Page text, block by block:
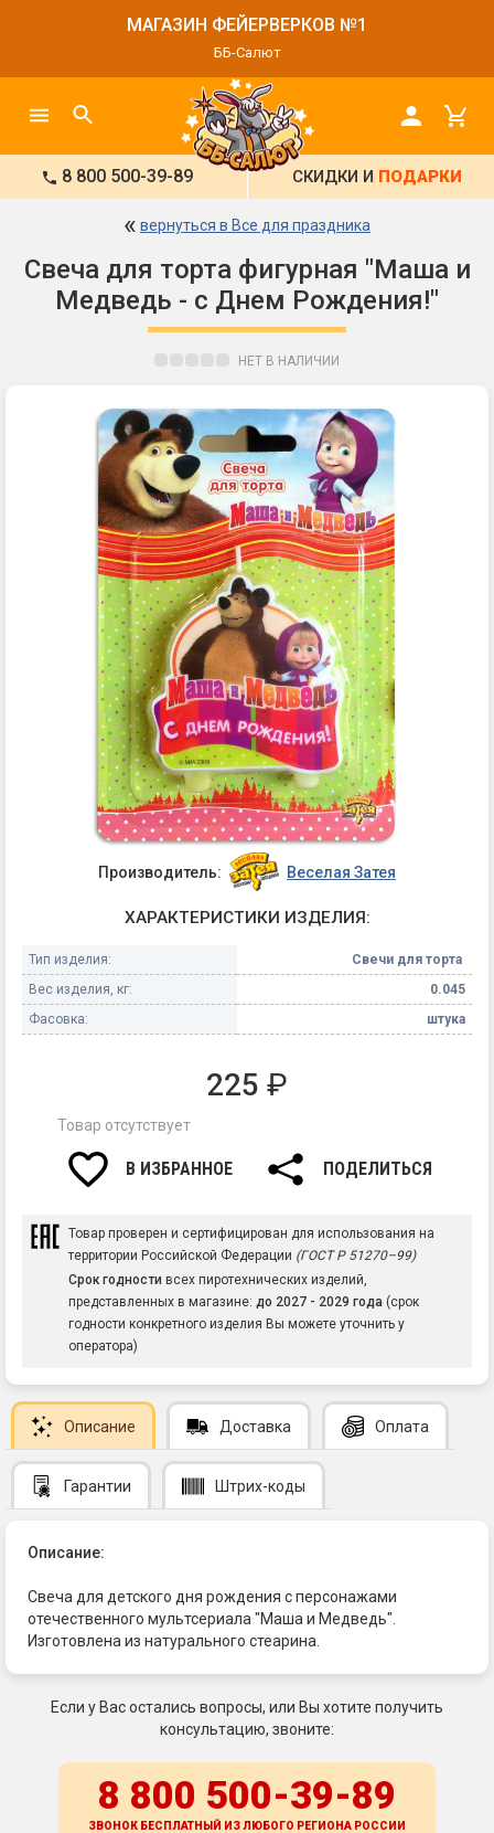
МАГАЗИН ФЕЙЕРВЕРКОВ №1
ББ-Салют
8 800 500-39-89 СКИДКИ И ПОДАРКИ
« вернуться в Все для праздника
Свеча для торта фигурная "Маша и
Медведь - с Днем Рождения!"
НЕТ В НАЛИЧИИ
Производитель: Веселая Затея
ХАРАКТЕРИСТИКИ ИЗДЕЛИЯ:
Тип изделия:
Свечи для торта
Вес изделия, кг:
0.045
Фасовка:
штука
225 ₽
Товар отсутствует
В ИЗБРАННОЕ ПОДЕЛИТЬСЯ
Товар проверен и сертифицирован для использования на
территории Российской Федерации (ГОСТ Р 51270–99)
Срок годности всех пиротехнических изделий,
представленных в магазине: до 2027 - 2029 года (срок
годности конкретного изделия Вы можете уточнить у
оператора)
Описание Доставка Оплата
Гарантии Штрих-коды
Описание:
Свеча для детского дня рождения с персонажами
отечественного мультсериала "Маша и Медведь".
Изготовлена из натурального стеарина.
Если у Вас остались вопросы, или Вы хотите получить
консультацию, звоните:
8 800 500-39-89
ЗВОНОК БЕСПЛАТНЫЙ ИЗ ЛЮБОГО РЕГИОНА РОССИИ